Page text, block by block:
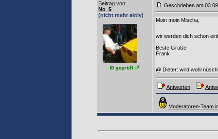
Beitrag von:
No_5
(nicht mehr aktiv)
Geschrieben am
Moin moin Mischa,
wir werden dich schon
Beste Grüße
Frank
@ Dieter: wird wohl
Antworten
Moderatoren-Team